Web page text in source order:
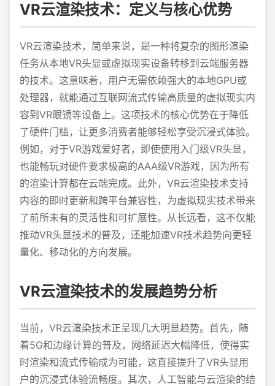
VR云渲染技术：定义与核心优势
VR云渲染技术，简单来说，是一种将复杂的图形渲染
任务从本地VR头显或虚拟现实设备转移到云端服务器
的技术。这意味着，用户无需依赖强大的本地GPU或
处理器，就能通过互联网流式传输高质量的虚拟现实内
容到VR眼镜等设备上。这项技术的核心优势在于降低
了硬件门槛，让更多消费者能够轻松享受沉浸式体验。
例如，对于VR游戏爱好者，即使使用入门级VR头显，
也能畅玩对硬件要求极高的AAA级VR游戏，因为所有
的渲染计算都在云端完成。此外，VR云渲染技术支持
内容的即时更新和跨平台兼容性，为虚拟现实技术带来
了前所未有的灵活性和可扩展性。从长远看，这不仅能
推动VR头显技术的普及，还能加速VR技术趋势向更轻
量化、移动化的方向发展。
VR云渲染技术的发展趋势分析
当前，VR云渲染技术正呈现几大明显趋势。首先，随
着5G和边缘计算的普及，网络延迟大幅降低，使得实
时渲染和流式传输成为可能，这直接提升了VR头显用
户的沉浸式体验流畅度。其次，人工智能与云渲染的结